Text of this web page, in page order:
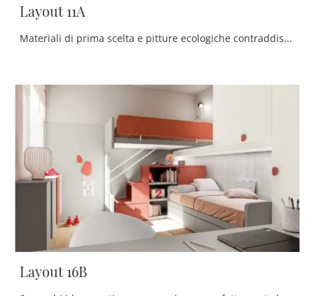
Layout 11A
Materiali di prima scelta e pitture ecologiche contraddistinguono le proposte del marchio, tra cui troverai anche quelle moderne componibili ideali ...
Layout 16B